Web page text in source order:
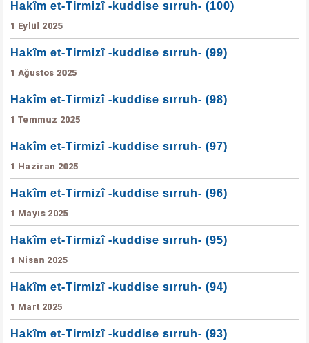
Hakîm et-Tirmizî -kuddise sırruh- (100)
1 Eylül 2025
Hakîm et-Tirmizî -kuddise sırruh- (99)
1 Ağustos 2025
Hakîm et-Tirmizî -kuddise sırruh- (98)
1 Temmuz 2025
Hakîm et-Tirmizî -kuddise sırruh- (97)
1 Haziran 2025
Hakîm et-Tirmizî -kuddise sırruh- (96)
1 Mayıs 2025
Hakîm et-Tirmizî -kuddise sırruh- (95)
1 Nisan 2025
Hakîm et-Tirmizî -kuddise sırruh- (94)
1 Mart 2025
Hakîm et-Tirmizî -kuddise sırruh- (93)